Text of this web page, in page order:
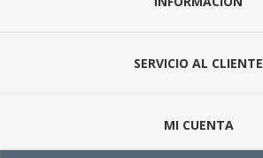
SERVICIO AL CLIENTE
MI CUENTA